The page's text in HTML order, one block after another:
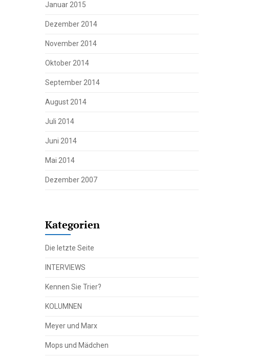
Januar 2015
Dezember 2014
November 2014
Oktober 2014
September 2014
August 2014
Juli 2014
Juni 2014
Mai 2014
Dezember 2007
Kategorien
Die letzte Seite
INTERVIEWS
Kennen Sie Trier?
KOLUMNEN
Meyer und Marx
Mops und Mädchen